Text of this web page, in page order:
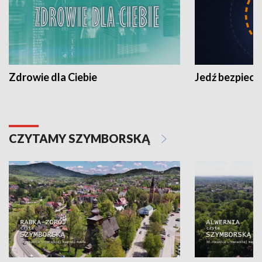
Zdrowie dla Ciebie Jedź
CZYTAMY SZYMBORSKĄ